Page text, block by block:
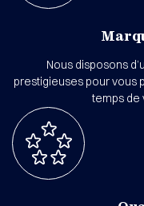
Nous disposons
prestigieuses pour vous
temps de